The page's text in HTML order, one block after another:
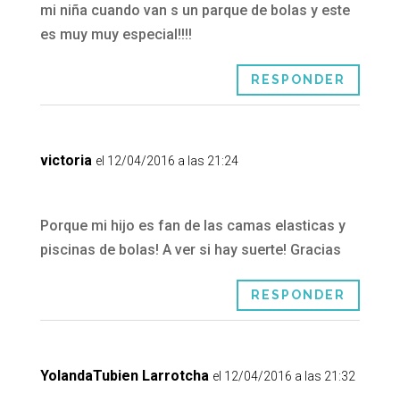
mi niña cuando van s un parque de bolas y este
es muy muy especial!!!!
RESPONDER
victoria el 12/04/2016 a las 21:24
Porque mi hijo es fan de las camas elasticas y
piscinas de bolas! A ver si hay suerte! Gracias
RESPONDER
YolandaTubien Larrotcha el 12/04/2016 a las 21:32